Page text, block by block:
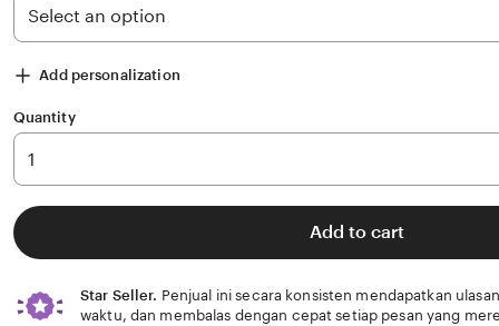
Add personalization
Quantity
Add to cart
Star Seller. Penjual ini secara konsisten mendapatkan
waktu, dan membalas dengan cepat setiap pesan yang